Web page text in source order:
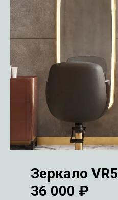
Зеркало VR5
36 000 ₽